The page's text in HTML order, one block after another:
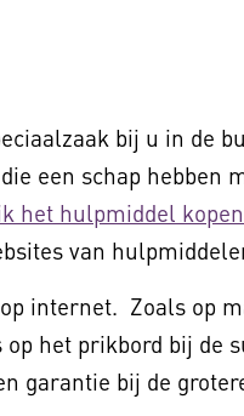
bij u in de
een schap hebben
het hulpmiddel
van
internet. Zoals op
het prikbord bij de
garantie bij de